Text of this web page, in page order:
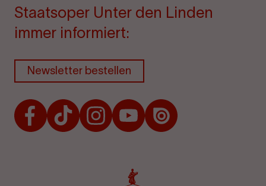
Staatsoper Unter den Linden
immer informiert:
Newsletter bestellen
FacebookTikTokInstagramYoutubeIssuu